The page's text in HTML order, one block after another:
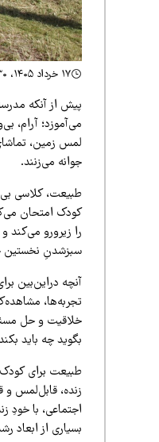
۱۷ خرداد ۱۴۰۵، ۲۲:۳۰
پیش از آنکه
می‌آموزد؛ آرام،
لمس زمین،
جوانه می‌زنند.
طبیعت، کلاسی
کودک امتحان
را زیرورو می‌کند
سبزشدنِ نخستین
آنچه دراین‌بین
تجربه‌ها،
خلاقیت و حل
بگوید چه باید
طبیعت برای
زنده، قابل‌لمس
اجتماعی، با
بسیاری از ابعاد